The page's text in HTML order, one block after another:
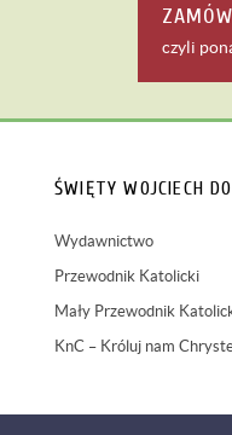
czyli
ŚWIĘTY WOJCIECH
Wydawnictwo
Przewodnik Katolicki
Mały Przewodnik
KnC – Króluj nam